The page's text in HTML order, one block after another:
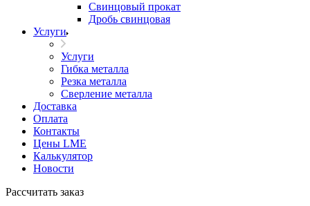
Свинцовый прокат
Дробь свинцовая
Услуги
Услуги
Гибка металла
Резка металла
Сверление металла
Доставка
Оплата
Контакты
Цены LME
Калькулятор
Новости
Рассчитать заказ